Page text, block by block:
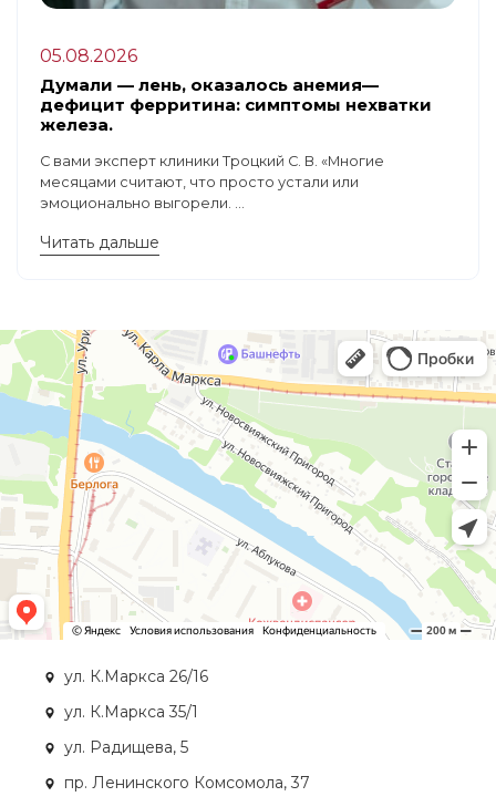
05.08.2026
Думали — лень, оказалось анемия—
дефицит ферритина: симптомы нехватки
железа.
С вами эксперт клиники Троцкий С. В. «Многие
месяцами считают, что просто устали или
эмоционально выгорели. ...
Читать дальше
ул. К.Маркса 26/16
ул. К.Маркса 35/1
ул. Радищева, 5
пр. Ленинского Комсомола, 37